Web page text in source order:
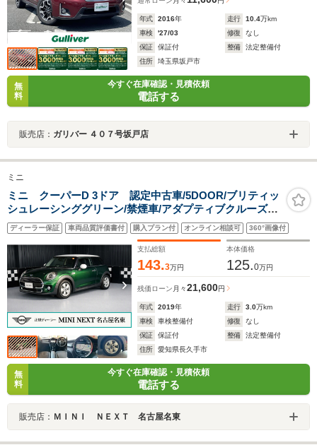
年式 2016年 走行 10.4万km
車検
'27/03 修復
なし
保証
保証付 整備
法定整備付
住所
埼玉県坂戸市
無
料
今すぐ在庫確認・見積依頼
電話する
販売店： ガリバー ４０７号坂戸店
ミニ
ミニ クーパーD 3ドア 認定中古車/5DOOR/ブリティッ
シュレーシンググリーン/禁煙車/アダプティブクルーズコ
ントロール/衝突軽減ブレーキ/純正ナビゲーション/純正バ
ックカメラ
ディーラー保証 車両品質評価書付 購入プラン付 オンライン相談可 360°画像付
支払総額
143.3万円
本体価格
125.0万円
残価ローン 月々21,600円
年式 2019年 走行 3.0万km
車検
車検整備付 修復
なし
保証
保証付 整備
法定整備付
住所
愛知県長久手市
無
料
今すぐ在庫確認・見積依頼
電話する
販売店： ＭＩＮＩ ＮＥＸＴ 名古屋名東